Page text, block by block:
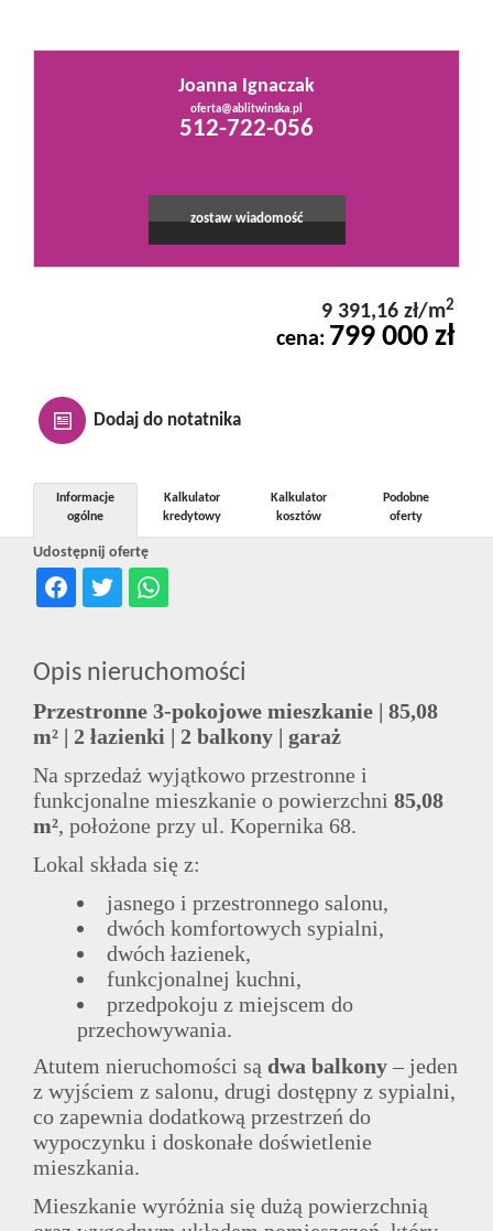
Kontakt
Notatnik
dla
Joanna Ignaczak
oferta@ablitwinska.pl
512-722-056
zostaw wiadomość
9 391,16 zł/m2
cena: 799 000 zł
Dodaj do notatnika
Udostępnij ofertę
Informacje
ogólne
Kalkulator
kredytowy
Kalkulator
kosztów
Podobne
oferty
Opis nieruchomości
Przestronne 3-pokojowe mieszkanie | 85,08
m² | 2 łazienki | 2 balkony | garaż
Na sprzedaż wyjątkowo przestronne i
funkcjonalne mieszkanie o powierzchni 85,08
m², położone przy ul. Kopernika 68.
Lokal składa się z:
jasnego i przestronnego salonu,
dwóch komfortowych sypialni,
dwóch łazienek,
funkcjonalnej kuchni,
przedpokoju z miejscem do
przechowywania.
Atutem nieruchomości są dwa balkony – jeden
z wyjściem z salonu, drugi dostępny z sypialni,
co zapewnia dodatkową przestrzeń do
wypoczynku i doskonałe doświetlenie
mieszkania.
Mieszkanie wyróżnia się dużą powierzchnią